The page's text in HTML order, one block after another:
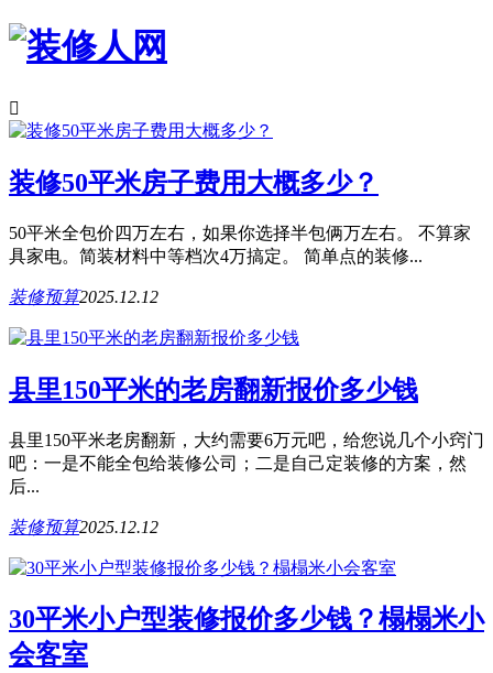

装修50平米房子费用大概多少？
50平米全包价四万左右，如果你选择半包俩万左右。 不算家
具家电。简装材料中等档次4万搞定。 简单点的装修...
装修预算2025.12.12
县里150平米的老房翻新报价多少钱
县里150平米老房翻新，大约需要6万元吧，给您说几个小窍门
吧：一是不能全包给装修公司；二是自己定装修的方案，然
后...
装修预算2025.12.12
30平米小户型装修报价多少钱？榻榻米小
会客室